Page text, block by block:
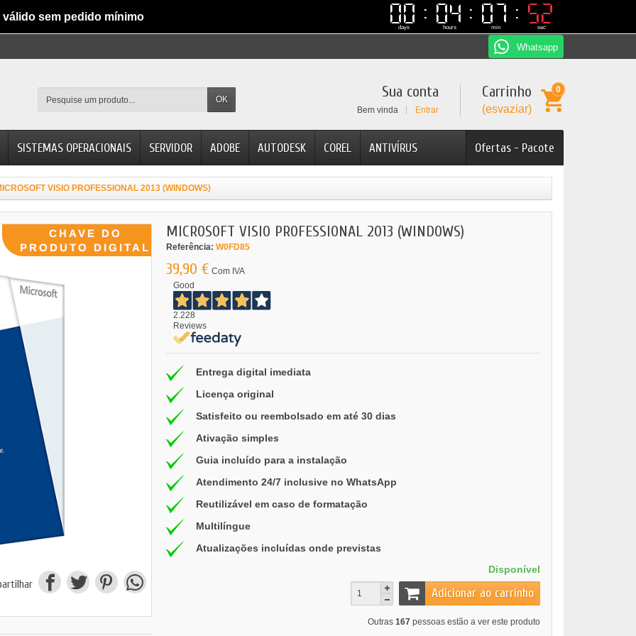
válido sem pedido mínimo 00
00
days
04
04
hours
07
07
min
51
51
sec
Whatsapp
OK Carrinho
(esvaziar)
0
Sua conta
Bem vinda Entrar
Ofertas - Pacote
SISTEMAS OPERACIONAIS SERVIDOR ADOBE AUTODESK COREL ANTIVÍRUS
VISIO PROFESSIONAL 2013 (WINDOWS)
MICROSOFT VISIO PROFESSIONAL 2013 (WINDOWS)
Referência: W0FD85
39,90 € Com IVA
Good
2.228
Reviews
Entrega digital imediata
Licença original
Satisfeito ou reembolsado em até 30 dias
Ativação simples
Guia incluído para a instalação
Atendimento 24/7 inclusive no WhatsApp
Reutilizável em caso de formatação
Multilíngue
Atualizações incluídas onde previstas
Disponível
Adicionar ao carrinho
Outras 167 pessoas estão a ver este produto